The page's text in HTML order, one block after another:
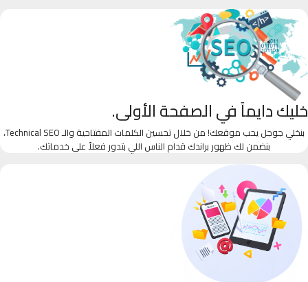
خليك دايماً في الصفحة الأولى.
بنخلي جوجل يحب موقعك! من خلال تحسين الكلمات المفتاحية والـ Technical SEO،
بنضمن لك ظهور براندك قدام الناس اللي بتدور فعلاً على خدماتك.